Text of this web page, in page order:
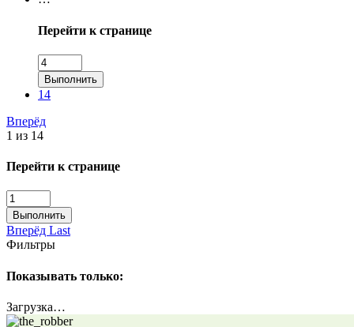
Перейти к странице
Выполнить
14
Вперёд
1 из 14
Перейти к странице
Выполнить
Вперёд Last
Фильтры
Показывать только:
Загрузка…